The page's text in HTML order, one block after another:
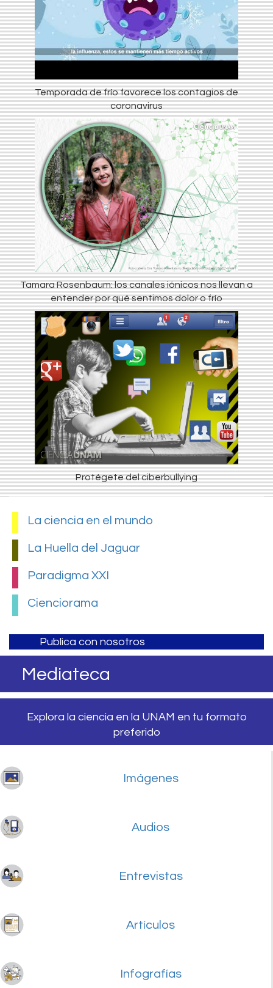
Temporada de frío favorece los contagios de
coronavirus
Tamara Rosenbaum: los canales iónicos nos llevan a
entender por qué sentimos dolor o frío
Protégete del ciberbullying
La ciencia en el mundo
La Huella del Jaguar
Paradigma XXI
Cienciorama
Publica con nosotros
Mediateca
Explora la ciencia en la UNAM en tu formato
preferido
Imágenes
Audios
Entrevistas
Artículos
Infografías